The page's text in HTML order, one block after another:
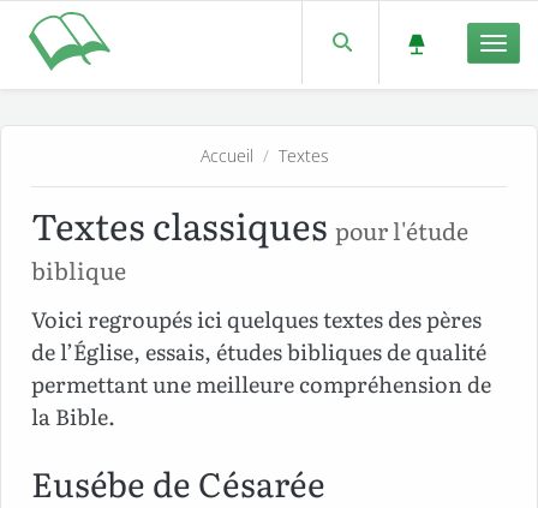
Accueil / Textes
Textes classiques pour l'étude
biblique
Voici regroupés ici quelques textes des pères
de l’Église, essais, études bibliques de qualité
permettant une meilleure compréhension de
la Bible.
Eusébe de Césarée